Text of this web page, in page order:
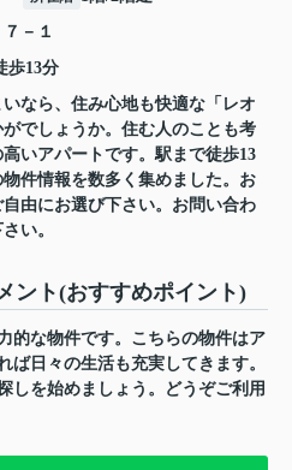
７－１
歩13分
なら、住み心地も快適な「レオ
でしょうか。住む人のことも考
いアパートです。駅まで徒歩13
件情報を数多く集めました。お
由にお選び下さい。お問い合わ
い。
ント(おすすめポイント)
的な物件です。こちらの物件はア
ば日々の生活も充実してきます。
しを始めましょう。どうぞご利用